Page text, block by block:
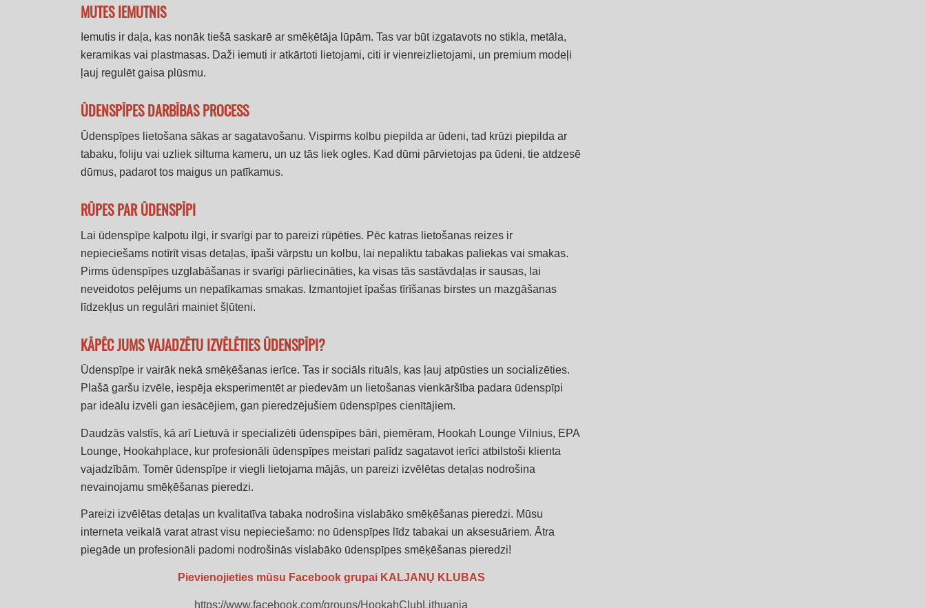
MUTES IEMUTNIS
Iemutis ir daļa, kas nonāk tiešā saskarē ar smēķētāja lūpām. Tas var būt izgatavots no stikla, metāla,
keramikas vai plastmasas. Daži iemuti ir atkārtoti lietojami, citi ir vienreizlietojami, un premium modeļi
ļauj regulēt gaisa plūsmu.
ŪDENSPĪPES DARBĪBAS PROCESS
Ūdenspīpes lietošana sākas ar sagatavošanu. Vispirms kolbu piepilda ar ūdeni, tad krūzi piepilda ar
tabaku, foliju vai uzliek siltuma kameru, un uz tās liek ogles. Kad dūmi pārvietojas pa ūdeni, tie atdzesē
dūmus, padarot tos maigus un patīkamus.
RŪPES PAR ŪDENSPĪPI
Lai ūdenspīpe kalpotu ilgi, ir svarīgi par to pareizi rūpēties. Pēc katras lietošanas reizes ir
nepieciešams notīrīt visas detaļas, īpaši vārpstu un kolbu, lai nepaliktu tabakas paliekas vai smakas.
Pirms ūdenspīpes uzglabāšanas ir svarīgi pārliecināties, ka visas tās sastāvdaļas ir sausas, lai
neveidotos pelējums un nepatīkamas smakas. Izmantojiet īpašas tīrīšanas birstes un mazgāšanas
līdzekļus un regulāri mainiet šļūteni.
KĀPĒC JUMS VAJADZĒTU IZVĒLĒTIES ŪDENSPĪPI?
Ūdenspīpe ir vairāk nekā smēķēšanas ierīce. Tas ir sociāls rituāls, kas ļauj atpūsties un socializēties.
Plašā garšu izvēle, iespēja eksperimentēt ar piedevām un lietošanas vienkāršība padara ūdenspīpi
par ideālu izvēli gan iesācējiem, gan pieredzējušiem ūdenspīpes cienītājiem.
Daudzās valstīs, kā arī Lietuvā ir specializēti ūdenspīpes bāri, piemēram, Hookah Lounge Vilnius, EPA
Lounge, Hookahplace, kur profesionāli ūdenspīpes meistari palīdz sagatavot ierīci atbilstoši klienta
vajadzībām. Tomēr ūdenspīpe ir viegli lietojama mājās, un pareizi izvēlētas detaļas nodrošina
nevainojamu smēķēšanas pieredzi.
Pareizi izvēlētas detaļas un kvalitatīva tabaka nodrošina vislabāko smēķēšanas pieredzi. Mūsu
interneta veikalā varat atrast visu nepieciešamo: no ūdenspīpes līdz tabakai un aksesuāriem. Ātra
piegāde un profesionāli padomi nodrošinās vislabāko ūdenspīpes smēķēšanas pieredzi!
Pievienojieties mūsu Facebook grupai KALJANŲ KLUBAS
https://www.facebook.com/groups/HookahClubLithuania